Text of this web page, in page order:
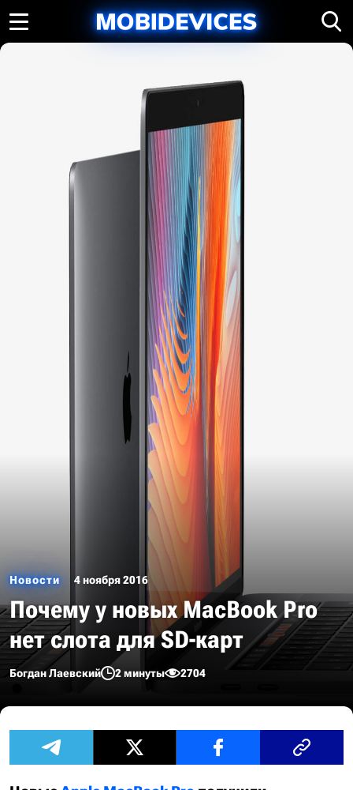
Новости 4 ноября 2016
Почему у новых MacBook Pro
нет слота для SD-карт
Богдан Лаевский 2 минуты 2704